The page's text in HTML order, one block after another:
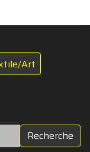
Art
Recherche